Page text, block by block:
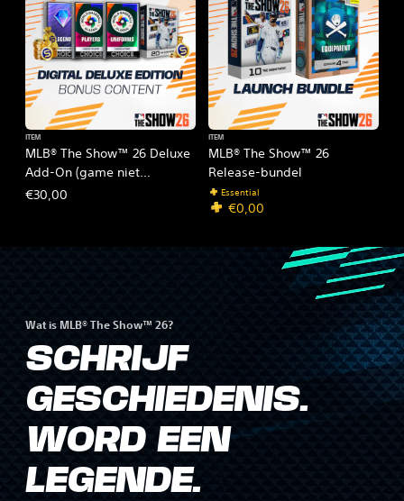
MLB® The Show™ 26 Deluxe
Add-On (game niet
inbegrepen)
ITEM
€30,00
MLB® The Show™ 26
Release-bundel
ITEM
Essential
€0,00
Wat is MLB® The Show™ 26?
SCHRIJF
GESCHIEDENIS.
WORD EEN
LEGENDE.‎